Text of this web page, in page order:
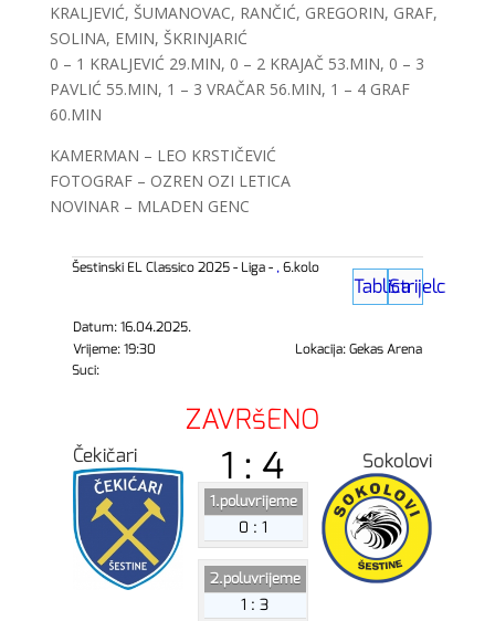
KRALJEVIĆ, ŠUMANOVAC, RANČIĆ, GREGORIN, GRAF,
SOLINA, EMIN, ŠKRINJARIĆ
0 – 1 KRALJEVIĆ 29.MIN, 0 – 2 KRAJAČ 53.MIN, 0 – 3
PAVLIĆ 55.MIN, 1 – 3 VRAČAR 56.MIN, 1 – 4 GRAF
60.MIN
KAMERMAN – LEO KRSTIČEVIĆ
FOTOGRAF – OZREN OZI LETICA
NOVINAR – MLADEN GENC